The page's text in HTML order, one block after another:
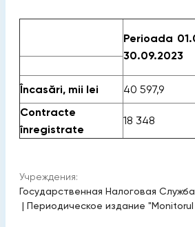
Perioada
30.09.2023
Încasări, mii lei
40 597,9
Contracte
înregistrate
18 348
Учреждения:
Государственная Налоговая Служба
| Периодическое издание "Monitorul